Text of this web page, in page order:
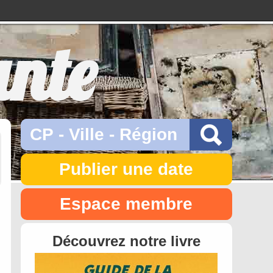
Publier une date
Espace membre
Découvrez notre livre